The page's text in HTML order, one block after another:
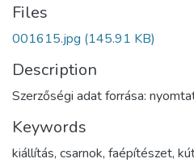
Files
001615.jpg (145.91 KB)
Description
Szerzőségi adat forrása:
Keywords
kiállítás, csarnok, faépítészet,